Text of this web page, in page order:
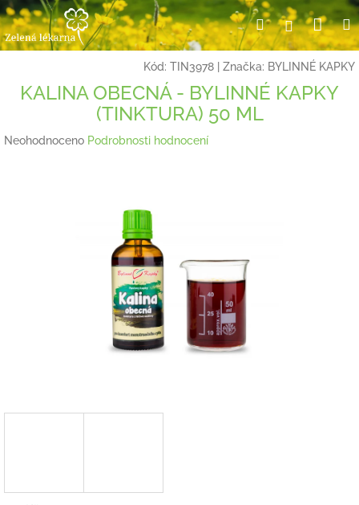
Přejít
na
obsah
HledatPřihlášení
Kód: TIN3978 Značka: BYLINNÉ KAPKY
KALINA OBECNÁ - BYLINNÉ KAPKY
(TINKTURA) 50 ML
Průměrné
Neohodnoceno Podrobnosti hodnocení